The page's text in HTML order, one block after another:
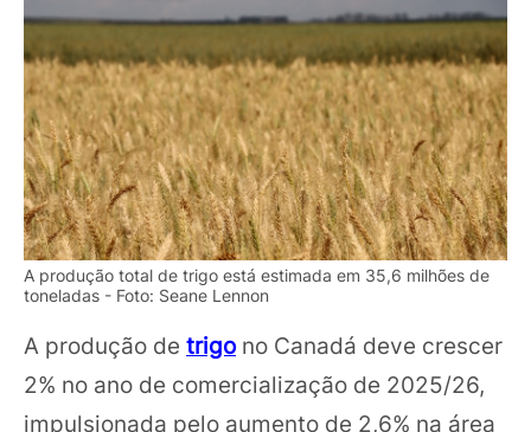
A produção total de trigo está estimada em 35,6 milhões de
toneladas - Foto: Seane Lennon
A produção de trigono Canadá deve crescer
2% no ano de comercialização de 2025/26,
impulsionada pelo aumento de 2,6% na área